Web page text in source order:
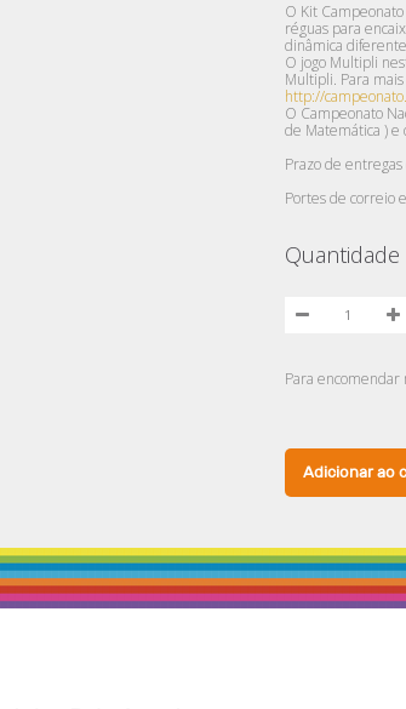
O Kit
réguas para
dinâmica
O jogo Multipli
Multipli. Para
http://
O Campeonato
de Matemática ) e
Prazo de
Portes de correio
Quantidade
Para
Adicionar ao